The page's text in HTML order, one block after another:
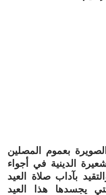
بعموم المصلين
الدينية في أجواء
بآداب صلاة العيد
يجسدها هذا العيد